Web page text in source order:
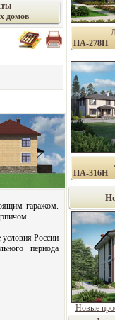
домов
гаражом.
условия России
периода
ПА-278Н
ПА-316Н
Новые